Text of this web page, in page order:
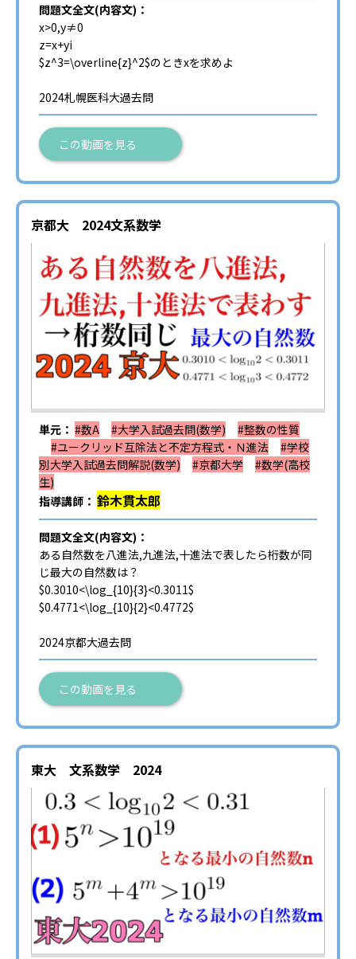
問題文全文(内容文)：
x>0,y≠0
z=x+yi
$z^3=\overline{z}^2$のときxを求めよ
2024札幌医科大過去問
この動画を見る
京都大 2024文系数学
単元： #数A #大学入試過去問(数学)
#整数の性質
#ユークリッド互除法と不定方程式・Ｎ進法
#学校
別大学入試過去問解説(数学)
#京都大学
#数学(高校
生)
指導講師： 鈴木貫太郎
問題文全文(内容文)：
ある自然数を八進法,九進法,十進法で表したら桁数が同
じ最大の自然数は？
$0.3010<\log_{10}{3}<0.3011$
$0.4771<\log_{10}{2}<0.4772$
2024京都大過去問
この動画を見る
東大 文系数学 2024